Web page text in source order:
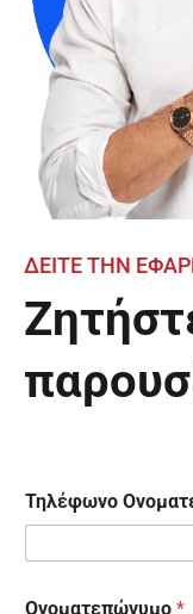
ΔΕΙΤΕ ΤΗΝ
Τηλέφωνο
Ονοματεπώνυμο *